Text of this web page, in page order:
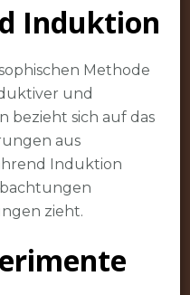
Induktion
Methode
und
bezieht sich auf das
aus
Induktion
zieht.